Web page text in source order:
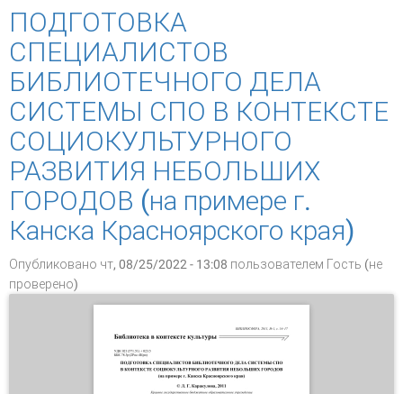
библиографической деятельности в стране
ПОДГОТОВКА
СПЕЦИАЛИСТОВ
БИБЛИОТЕЧНОГО ДЕЛА
СИСТЕМЫ СПО В КОНТЕКСТЕ
СОЦИОКУЛЬТУРНОГО
РАЗВИТИЯ НЕБОЛЬШИХ
ГОРОДОВ (на примере г.
Канска Красноярского края)
Опубликовано чт, 08/25/2022 - 13:08 пользователем Гость (не
проверено)